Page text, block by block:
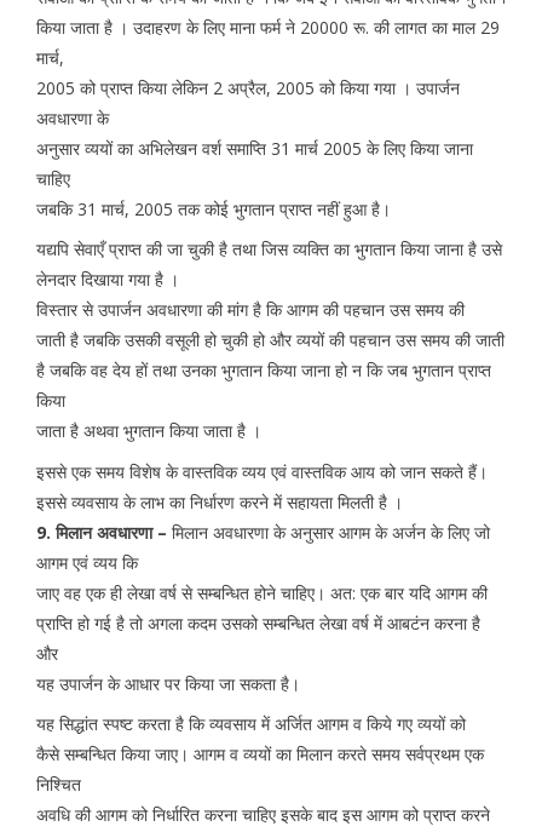
किया जाता है । उदाहरण के लिए माना फर्म ने 20000 रू. की लागत का माल 29
मार्च,
2005 को प्राप्त किया लेकिन 2 अप्रैल, 2005 को किया गया । उपार्जन
अवधारणा के
अनुसार व्ययों का अभिलेखन वर्श समाप्ति 31 मार्च 2005 के लिए किया जाना
चाहिए
जबकि 31 मार्च, 2005 तक कोई भुगतान प्राप्त नहीं हुआ है।
यद्यपि सेवाएँ प्राप्त की जा चुकी है तथा जिस व्यक्ति का भुगतान किया जाना है उसे
लेनदार दिखाया गया है ।
विस्तार से उपार्जन अवधारणा की मांग है कि आगम की पहचान उस समय की
जाती है जबकि उसकी वसूली हो चुकी हो और व्ययों की पहचान उस समय की जाती
है जबकि वह देय हों तथा उनका भुगतान किया जाना हो न कि जब भुगतान प्राप्त
किया
जाता है अथवा भुगतान किया जाता है ।
इससे एक समय विशेष के वास्तविक व्यय एवं वास्तविक आय को जान सकते हैं।
इससे व्यवसाय के लाभ का निर्धारण करने में सहायता मिलती है ।
9. मिलान अवधारणा – मिलान अवधारणा के अनुसार आगम के अर्जन के लिए जो
आगम एवं व्यय कि
जाए वह एक ही लेखा वर्ष से सम्बन्धित होने चाहिए। अत: एक बार यदि आगम की
प्राप्ति हो गई है तो अगला कदम उसको सम्बन्धित लेखा वर्ष में आबटंन करना है
और
यह उपार्जन के आधार पर किया जा सकता है।
यह सिद्धांत स्पष्ट करता है कि व्यवसाय में अर्जित आगम व किये गए व्ययों को
कैसे सम्बन्धित किया जाए। आगम व व्ययों का मिलान करते समय सर्वप्रथम एक
निश्चित
अवधि की आगम को निर्धारित करना चाहिए इसके बाद इस आगम को प्राप्त करने